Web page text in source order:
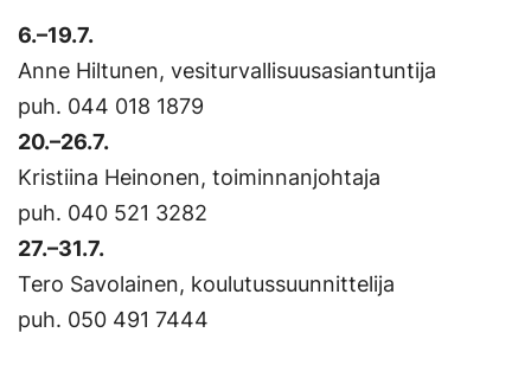
6.–19.7.
Anne Hiltunen, vesiturvallisuusasiantuntija
puh. 044 018 1879
20.–26.7.
Kristiina Heinonen, toiminnanjohtaja
puh. 040 521 3282
27.–31.7.
Tero Savolainen, koulutussuunnittelija
puh. 050 491 7444